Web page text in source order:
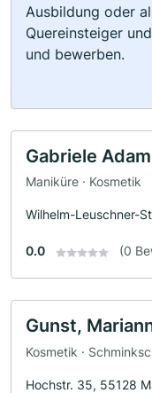
Ausbildung oder
Quereinsteiger
und bewerben.
Gabriele Adam
Maniküre · Kosmetik
Wilhelm-Leuschner-
0.0 (0
Gunst,
Kosmetik ·
Hochstr. 35, 55128